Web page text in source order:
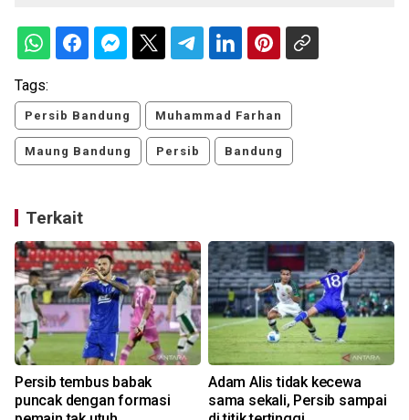
Tags:
Persib Bandung Muhammad Farhan
Maung Bandung Persib Bandung
Terkait
Persib tembus babak
puncak dengan formasi
Adam Alis tidak kecewa
sama sekali, Persib sampai